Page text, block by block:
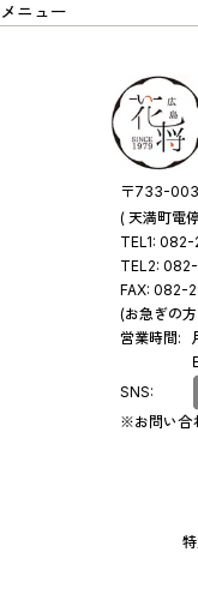
メニュー
〒733-
( 天満町電
TEL1: 082-
TEL2:
FAX: 082-
(お急ぎの
営業時間:
SNS:
※お問い合